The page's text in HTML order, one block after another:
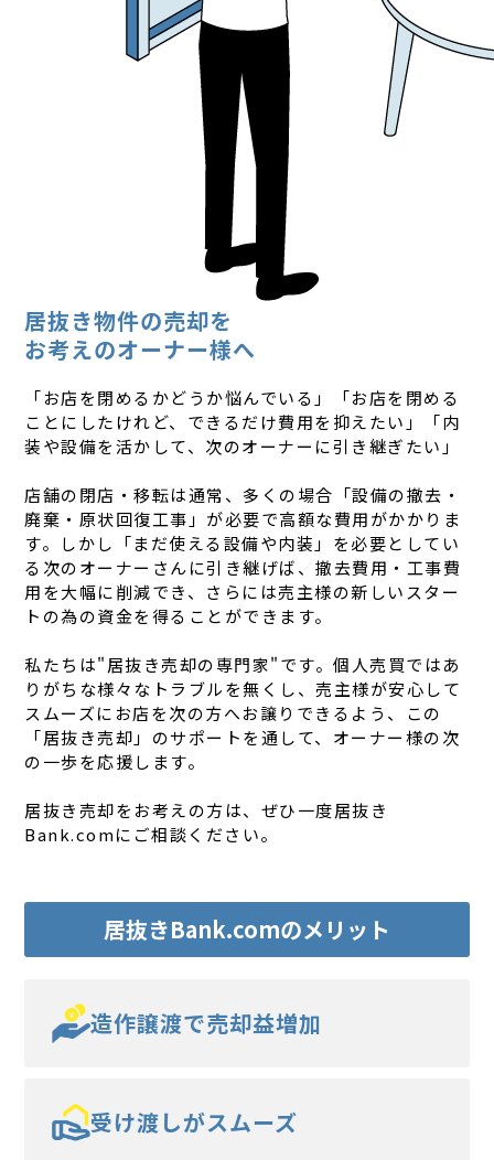
居抜き物件の売却を
お考えのオーナー様へ
「お店を閉めるかどうか悩んでいる」「お店を閉める
ことにしたけれど、できるだけ費用を抑えたい」「内
装や設備を活かして、次のオーナーに引き継ぎたい」
店舗の閉店・移転は通常、多くの場合「設備の撤去・
廃棄・原状回復工事」が必要で高額な費用がかかりま
す。しかし「まだ使える設備や内装」を必要としてい
る次のオーナーさんに引き継げば、撤去費用・工事費
用を大幅に削減でき、さらには売主様の新しいスター
トの為の資金を得ることができます。
私たちは"居抜き売却の専門家"です。個人売買ではあ
りがちな様々なトラブルを無くし、売主様が安心して
スムーズにお店を次の方へお譲りできるよう、この
「居抜き売却」のサポートを通して、オーナー様の次
の一歩を応援します。
居抜き売却をお考えの方は、ぜひ一度居抜き
Bank.comにご相談ください。
居抜きBank.comのメリット
造作譲渡で売却益増加
受け渡しがスムーズ